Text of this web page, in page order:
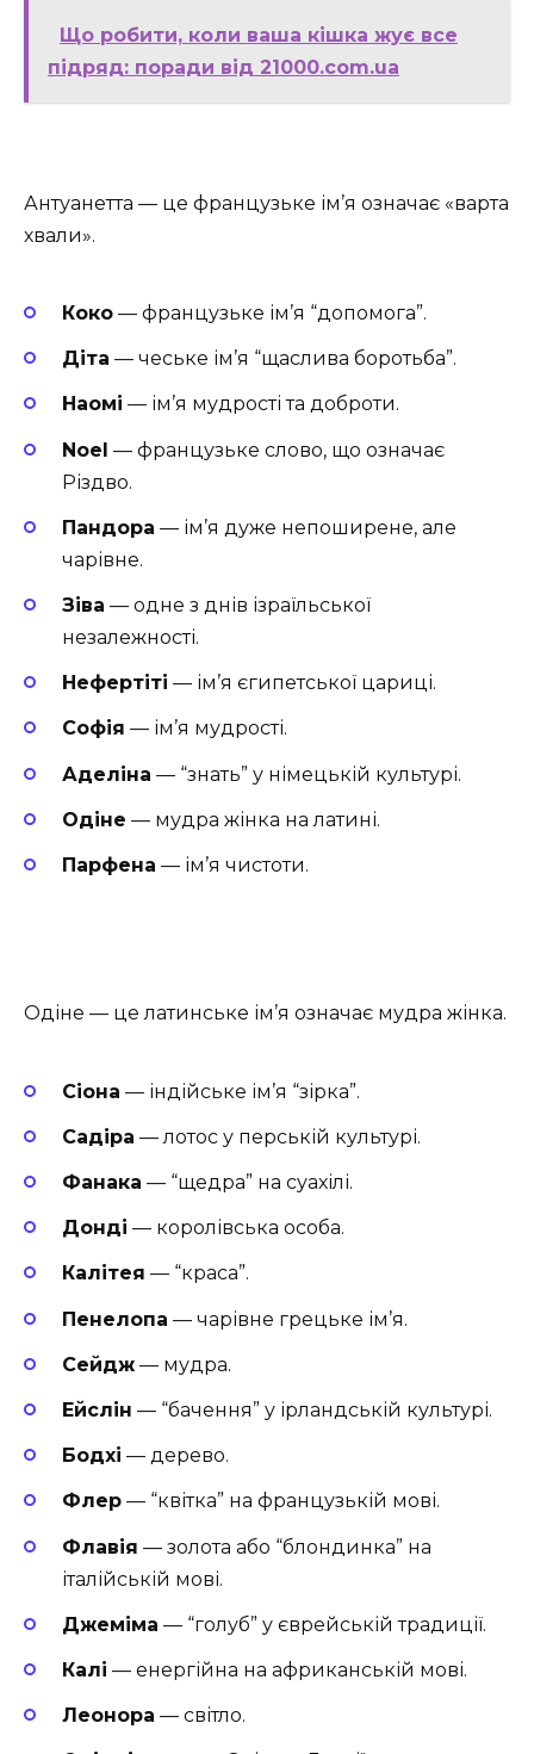
Що робити, коли ваша кішка жує все
підряд: поради від 21000.com.ua
Антуанетта — це французьке ім’я означає «варта
хвали».
Коко — французьке ім’я “допомога”.
Діта — чеське ім’я “щаслива боротьба”.
Наомі — ім’я мудрості та доброти.
Noel — французьке слово, що означає
Різдво.
Пандора — ім’я дуже непоширене, але
чарівне.
Зіва — одне з днів ізраїльської
незалежності.
Нефертіті — ім’я єгипетської цариці.
Софія — ім’я мудрості.
Аделіна — “знать” у німецькій культурі.
Одіне — мудра жінка на латині.
Парфена — ім’я чистоти.
Одіне — це латинське ім’я означає мудра жінка.
Сіона — індійське ім’я “зірка”.
Садіра — лотос у перській культурі.
Фанака — “щедра” на суахілі.
Донді — королівська особа.
Калітея — “краса”.
Пенелопа — чарівне грецьке ім’я.
Сейдж — мудра.
Ейслін — “бачення” у ірландській культурі.
Бодхі — дерево.
Флер — “квітка” на французькій мові.
Флавія — золота або “блондинка” на
італійській мові.
Джеміма — “голуб” у єврейській традиції.
Калі — енергійна на африканській мові.
Леонора — світло.